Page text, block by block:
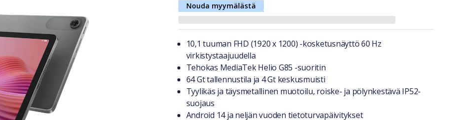
Nouda myymälästä
Tuotteesta lyhyesti
10,1 tuuman FHD (1920 x 1200) -kosketusnäyttö 60 Hz
virkistystaajuudella
Tehokas MediaTek Helio G85 -suoritin
64 Gt tallennustila ja 4 Gt keskusmuisti
Tyylikäs ja täysmetallinen muotoilu, roiske- ja pölynkestävä IP52-
suojaus
Android 14 ja neljän vuoden tietoturvapäivitykset